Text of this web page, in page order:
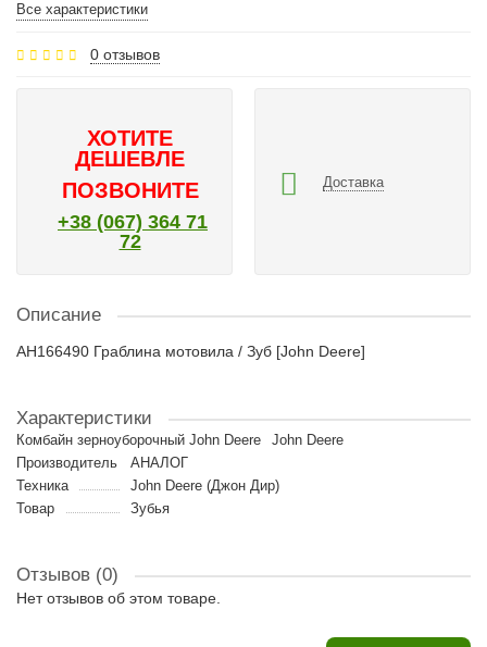
Все характеристики
0 отзывов
ХОТИТЕ
ДЕШЕВЛЕ
ПОЗВОНИТЕ
+38 (067) 364 71
72
Доставка
Описание
AH166490 Граблина мотовила / Зуб [John Deere]
Характеристики
Комбайн зерноуборочный John Deere
John Deere
Производитель
АНАЛОГ
Техника
John Deere (Джон Дир)
Товар
Зубья
Отзывов (0)
Нет отзывов об этом товаре.